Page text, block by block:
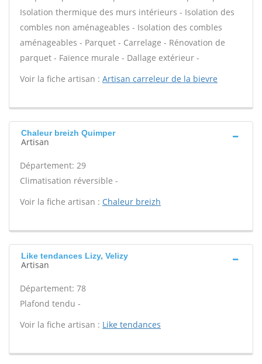
Isolation thermique des murs intérieurs - Isolation des
combles non aménageables - Isolation des combles
aménageables - Parquet - Carrelage - Rénovation de
parquet - Faïence murale - Dallage extérieur -
Voir la fiche artisan : Artisan carreleur de la bievre
Chaleur breizh Quimper
Artisan
Département: 29
Climatisation réversible -
Voir la fiche artisan : Chaleur breizh
Like tendances Lizy, Velizy
Artisan
Département: 78
Plafond tendu -
Voir la fiche artisan : Like tendances